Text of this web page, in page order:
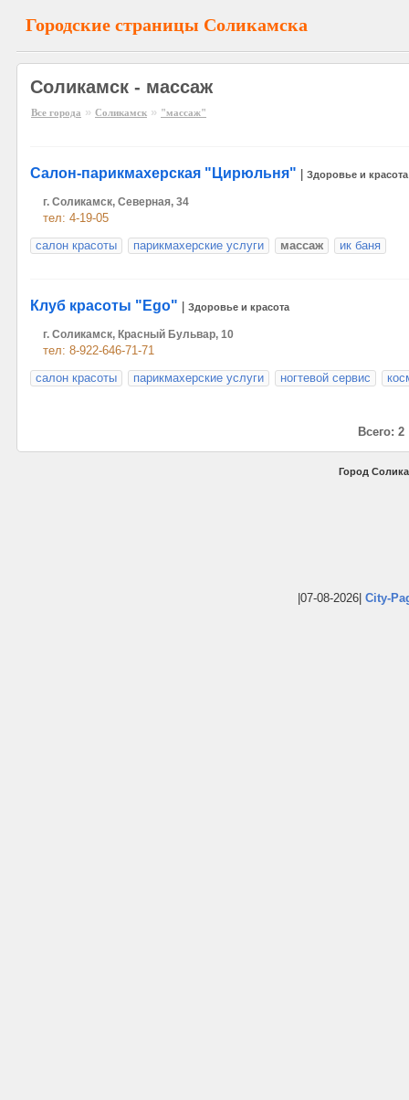
Городские страницы Соликамска
Соликамск - массаж
Все города » Соликамск » "массаж"
Салон-парикмахерская "Цирюльня" Здоровье и красота
г. Соликамск, Северная, 34
тел: 4-19-05
салон красоты
парикмахерские услуги массаж ик баня
Клуб красоты "Еgo" Здоровье и красота
г. Соликамск, Красный Бульвар, 10
тел: 8-922-646-71-71
салон красоты
парикмахерские услуги ногтевой сервис
Всего: 2
Город
|07-08-2026| City-